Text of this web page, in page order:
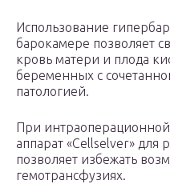
Использование
барокамере позволяет
кровь матери и плода
беременных с
патологией.
При интраоперационной
аппарат «Cellselver» для
позволяет избежать
гемотрансфузиях.